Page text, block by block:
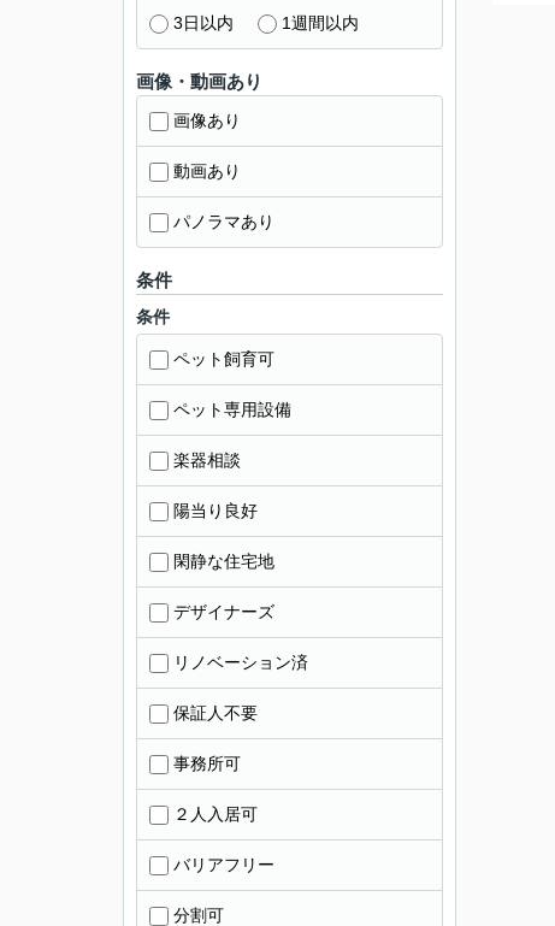
3日以内 1週間以内
画像・動画あり
画像あり
動画あり
パノラマあり
条件
条件
ペット飼育可
ペット専用設備
楽器相談
陽当り良好
閑静な住宅地
デザイナーズ
リノベーション済
保証人不要
事務所可
２人入居可
バリアフリー
分割可